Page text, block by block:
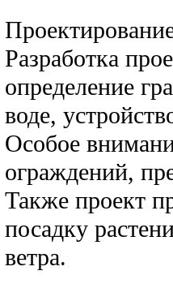
Разработка
определение
воде,
Особое
ограждений,
Также проект
посадку
ветра.